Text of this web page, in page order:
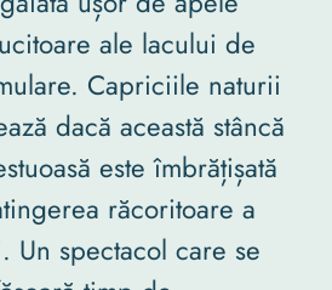
ale lacului de
Capriciile naturii
dacă această stâncă
este îmbrățișată
răcoritoare a
Un spectacol care se